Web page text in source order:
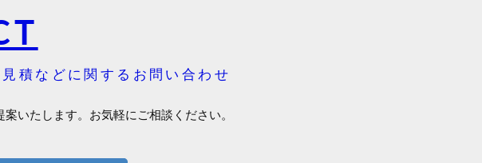
積などに関するお問い合わせ
いたします。お気軽にご相談ください。